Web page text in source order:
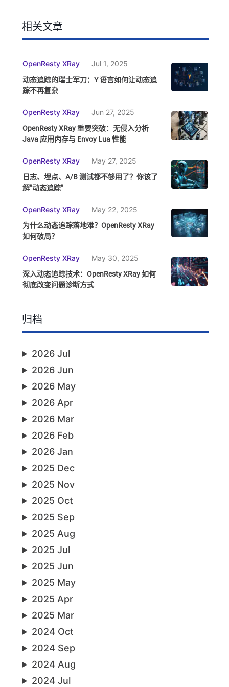
相关文章
OpenResty XRay Jul 1, 2025
动态追踪的瑞士军刀：Y 语言如何让动态追
踪不再复杂
OpenResty XRay Jun 27, 2025
OpenResty XRay 重要突破：无侵入分析
Java 应用内存与 Envoy Lua 性能
OpenResty XRay May 27, 2025
日志、埋点、A/B 测试都不够用了？你该了
解”动态追踪”
OpenResty XRay May 22, 2025
为什么动态追踪落地难？OpenResty XRay
如何破局？
OpenResty XRay May 30, 2025
深入动态追踪技术：OpenResty XRay 如何
彻底改变问题诊断方式
归档
2026 Jul
2026 Jun
2026 May
2026 Apr
2026 Mar
2026 Feb
2026 Jan
2025 Dec
2025 Nov
2025 Oct
2025 Sep
2025 Aug
2025 Jul
2025 Jun
2025 May
2025 Apr
2025 Mar
2024 Oct
2024 Sep
2024 Aug
2024 Jul